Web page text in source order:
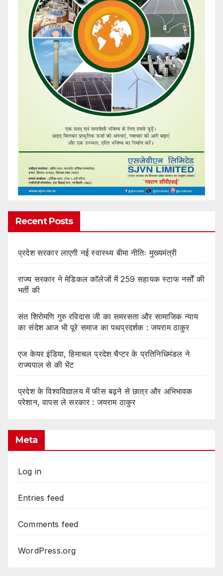
Recent Posts
प्रदेश सरकार लाएगी नई स्वास्थ्य बीमा नीतिः मुख्यमंत्री
राज्य सरकार ने मेडिकल कॉलेजों में 259 सहायक स्टाफ नर्सों की
भर्ती की
संत शिरोमणि गुरु रविदास जी का समरसता और सामाजिक न्याय
का संदेश आज भी पूरे समाज का पथप्रदर्शक : जयराम ठाकुर
एज केयर इंडिया, हिमाचल प्रदेश चैप्टर के प्रतिनिधिमंडल ने
राज्यपाल से की भेंट
प्रदेश के विश्वविद्यालय में फीस बढ़ने से छात्र और अभिभावक
परेशान, वापस ले सरकार : जयराम ठाकुर
Meta
Log in
Entries feed
Comments feed
WordPress.org